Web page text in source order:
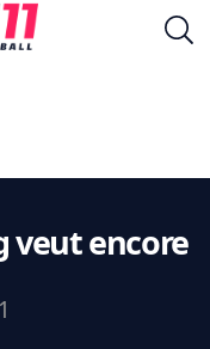
veut encore